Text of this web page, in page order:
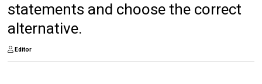
statements and choose the correct
alternative.
Editor